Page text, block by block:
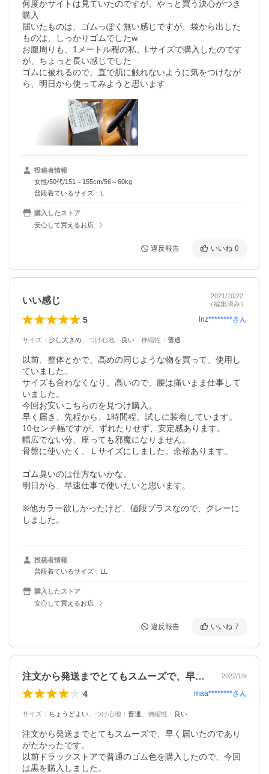
何度かサイトは見ていたのですが、やっと買う決心がつき
購入
届いたものは、ゴムっぽく無い感じですが、袋から出した
ものは、しっかりゴムでしたw
お腹周りも、1メートル程の私、Lサイズで購入したのです
が、ちょっと長い感じでした
ゴムに被れるので、直で肌に触れないように気をつけなが
ら、明日から使ってみようと思います
投稿者情報
女性/50代/151～155cm/56～60kg
普段着ているサイズ：L
購入したストア
安心して買えるお店
違反報告 いいね 0
いい感じ
2021/10/22
（編集済み）
5 lnz********さん
サイズ ： 少し大きめ つけ心地 ： 良い 伸縮性 ： 普通
以前、整体とかで、高めの同じような物を買って、使用し
ていました。
サイズも合わなくなり、高いので、腰は痛いまま仕事して
いました。
今回お安いこちらのを見つけ購入。
早く届き、先程から、1時間程、試しに装着しています。
10センチ幅ですが、ずれたりせず、安定感あります。
幅広でない分、座っても邪魔になりません。
骨盤に使いたく、Ｌサイズにしました。余裕あります。
ゴム臭いのは仕方ないかな。
明日から、早速仕事で使いたいと思います。
※他カラー欲しかったけど、値段プラスなので、グレーに
しました。
投稿者情報
普段着ているサイズ：LL
購入したストア
安心して買えるお店
違反報告 いいね 7
注文から発送までとてもスムーズで、早く… 2022/1/9
4 maa********さん
サイズ ： ちょうどよい つけ心地 ： 普通 伸縮性 ： 良い
注文から発送までとてもスムーズで、早く届いたのであり
がたかったです。
以前ドラックストアで普通のゴム色を購入したので、今回
は黒を購入しました。